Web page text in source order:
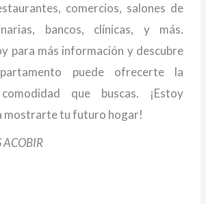
comercios, salones de
bancos, clínicas, y más.
para más información y descubre
puede ofrecerte la
que buscas. ¡Estoy
mostrarte tu futuro hogar!
ACOBIR